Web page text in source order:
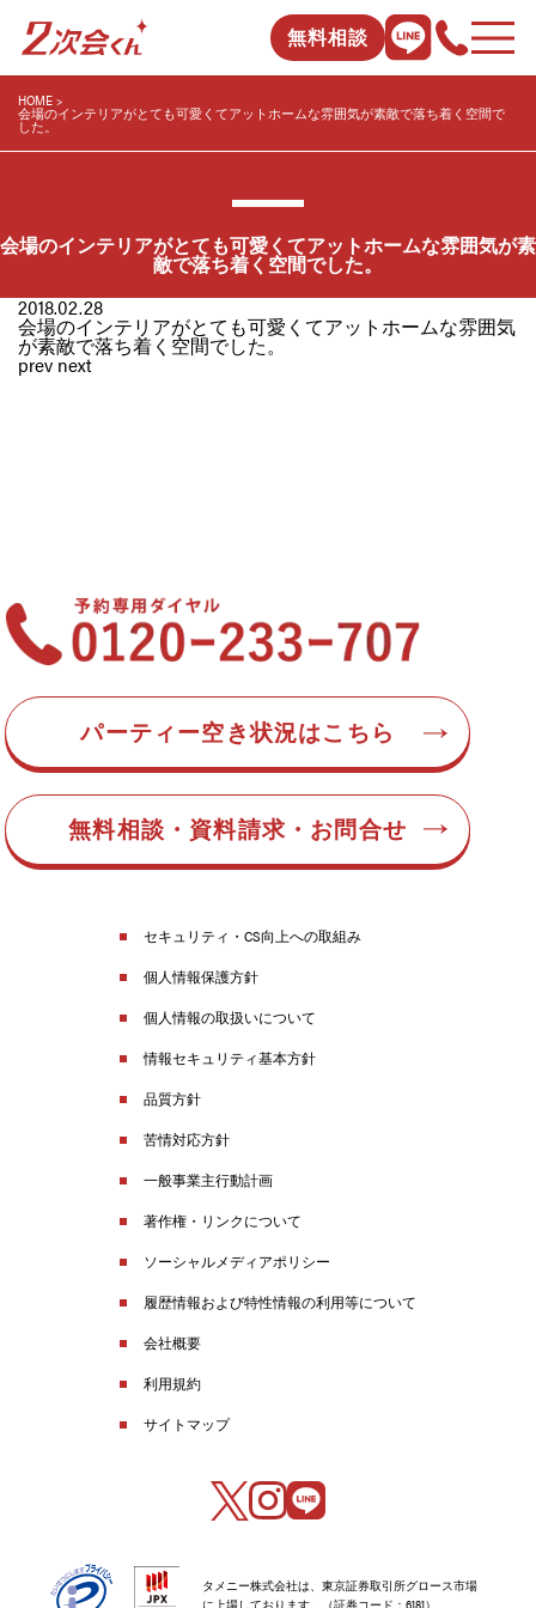
無料相談
HOME
会場のインテリアがとても可愛くてアットホームな雰囲気が素敵で落ち着く空間で
した。
会場のインテリアがとても可愛くてアットホームな雰囲気が素
敵で落ち着く空間でした。
2018.02.28
会場のインテリアがとても可愛くてアットホームな雰囲気
が素敵で落ち着く空間でした。
prevnext
パーティー空き状況はこちら
無料相談・資料請求・お問合せ
セキュリティ・CS向上への取組み
個人情報保護方針
個人情報の取扱いについて
情報セキュリティ基本方針
品質方針
苦情対応方針
一般事業主行動計画
著作権・リンクについて
ソーシャルメディアポリシー
履歴情報および特性情報の利用等について
会社概要
利用規約
サイトマップ
タメニー株式会社は、東京証券取引所グロース市場
に上場しております。（証券コード：6181）